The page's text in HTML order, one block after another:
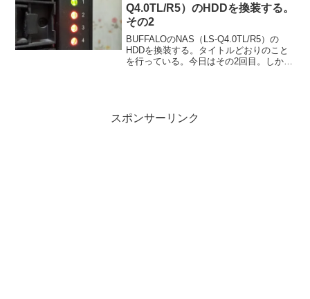
Q4.0TL/R5）のHDDを換装する。
その2
BUFFALOのNAS（LS-Q4.0TL/R5）の
HDDを換装する。タイトルどおりのこと
を行っている。今日はその2回目。しかも
スポンサーリンク